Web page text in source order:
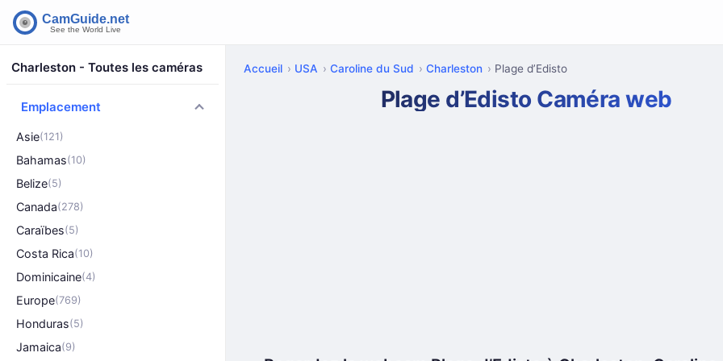
Charleston - Toutes les caméras
Emplacement
Asie(121)
Bahamas(10)
Belize(5)
Canada(278)
Caraïbes(5)
Costa Rica(10)
Dominicaine(4)
Europe(769)
Honduras(5)
Jamaica(9)
Accueil USA Caroline du Sud Charleston Plage d’Edisto
Plage d’Edisto Caméra web